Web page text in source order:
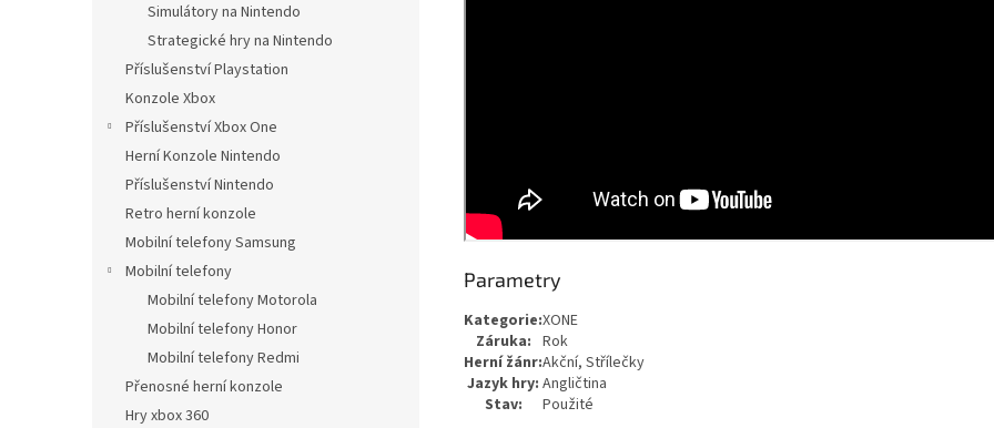
Simulátory na Nintendo
Strategické hry na Nintendo
Příslušenství Playstation
Konzole Xbox
Příslušenství Xbox One
Herní Konzole Nintendo
Příslušenství Nintendo
Retro herní konzole
Mobilní telefony Samsung
Mobilní telefony
Mobilní telefony Motorola
Mobilní telefony Honor
Mobilní telefony Redmi
Přenosné herní konzole
Hry xbox 360
Parametry
Kategorie:XONE
Záruka: Rok
Herní žánr:Akční, Střílečky
Jazyk hry: Angličtina
Stav:
Použité